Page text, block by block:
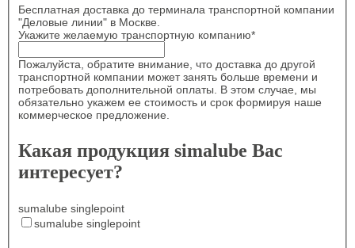
Бесплатная доставка до терминала транспортной компании
"Деловые линии" в Москве.
Укажите желаемую транспортную компанию*
Пожалуйста, обратите внимание, что доставка до другой
транспортной компании может занять больше времени и
потребовать дополнительной оплаты. В этом случае, мы
обязательно укажем ее стоимость и срок формируя наше
коммерческое предложение.
Какая продукция simalube Вас
интересует?
sumalube singlepoint
sumalube singlepoint